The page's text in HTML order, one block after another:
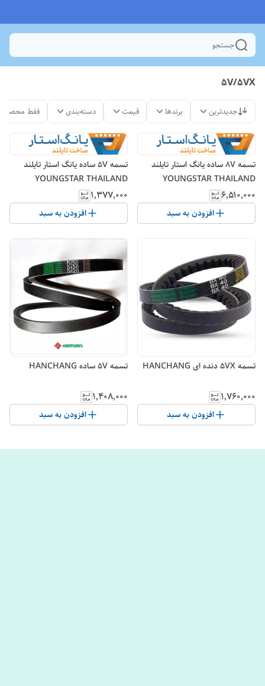
جستجو
5V/5VX
جدیدترین برندها قیمت دسته‌بندی فقط
تسمه 8V ساده یانگ استار تایلند
YOUNGSTAR THAILAND
۶٬۵۱۰٬۰۰۰
افزودن به سبد
تسمه 5V ساده یانگ استار تایلند
YOUNGSTAR THAILAND
۱٬۳۷۷٬۰۰۰
افزودن به سبد
تسمه 5VX دنده ای HANCHANG
۱٬۷۶۰٬۰۰۰
افزودن به سبد
تسمه 5V ساده HANCHANG
۱٬۴۰۸٬۰۰۰
افزودن به سبد